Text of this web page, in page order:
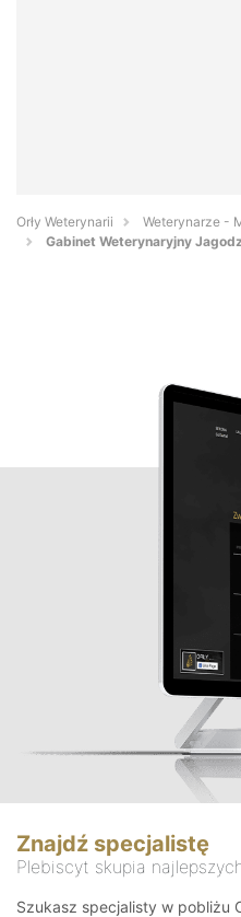
Orły Weterynarii
Weterynarze -
Gabinet Weterynaryjny
Znajdź specjalistę
Plebiscyt skupia
Szukasz specjalisty w pobliżu